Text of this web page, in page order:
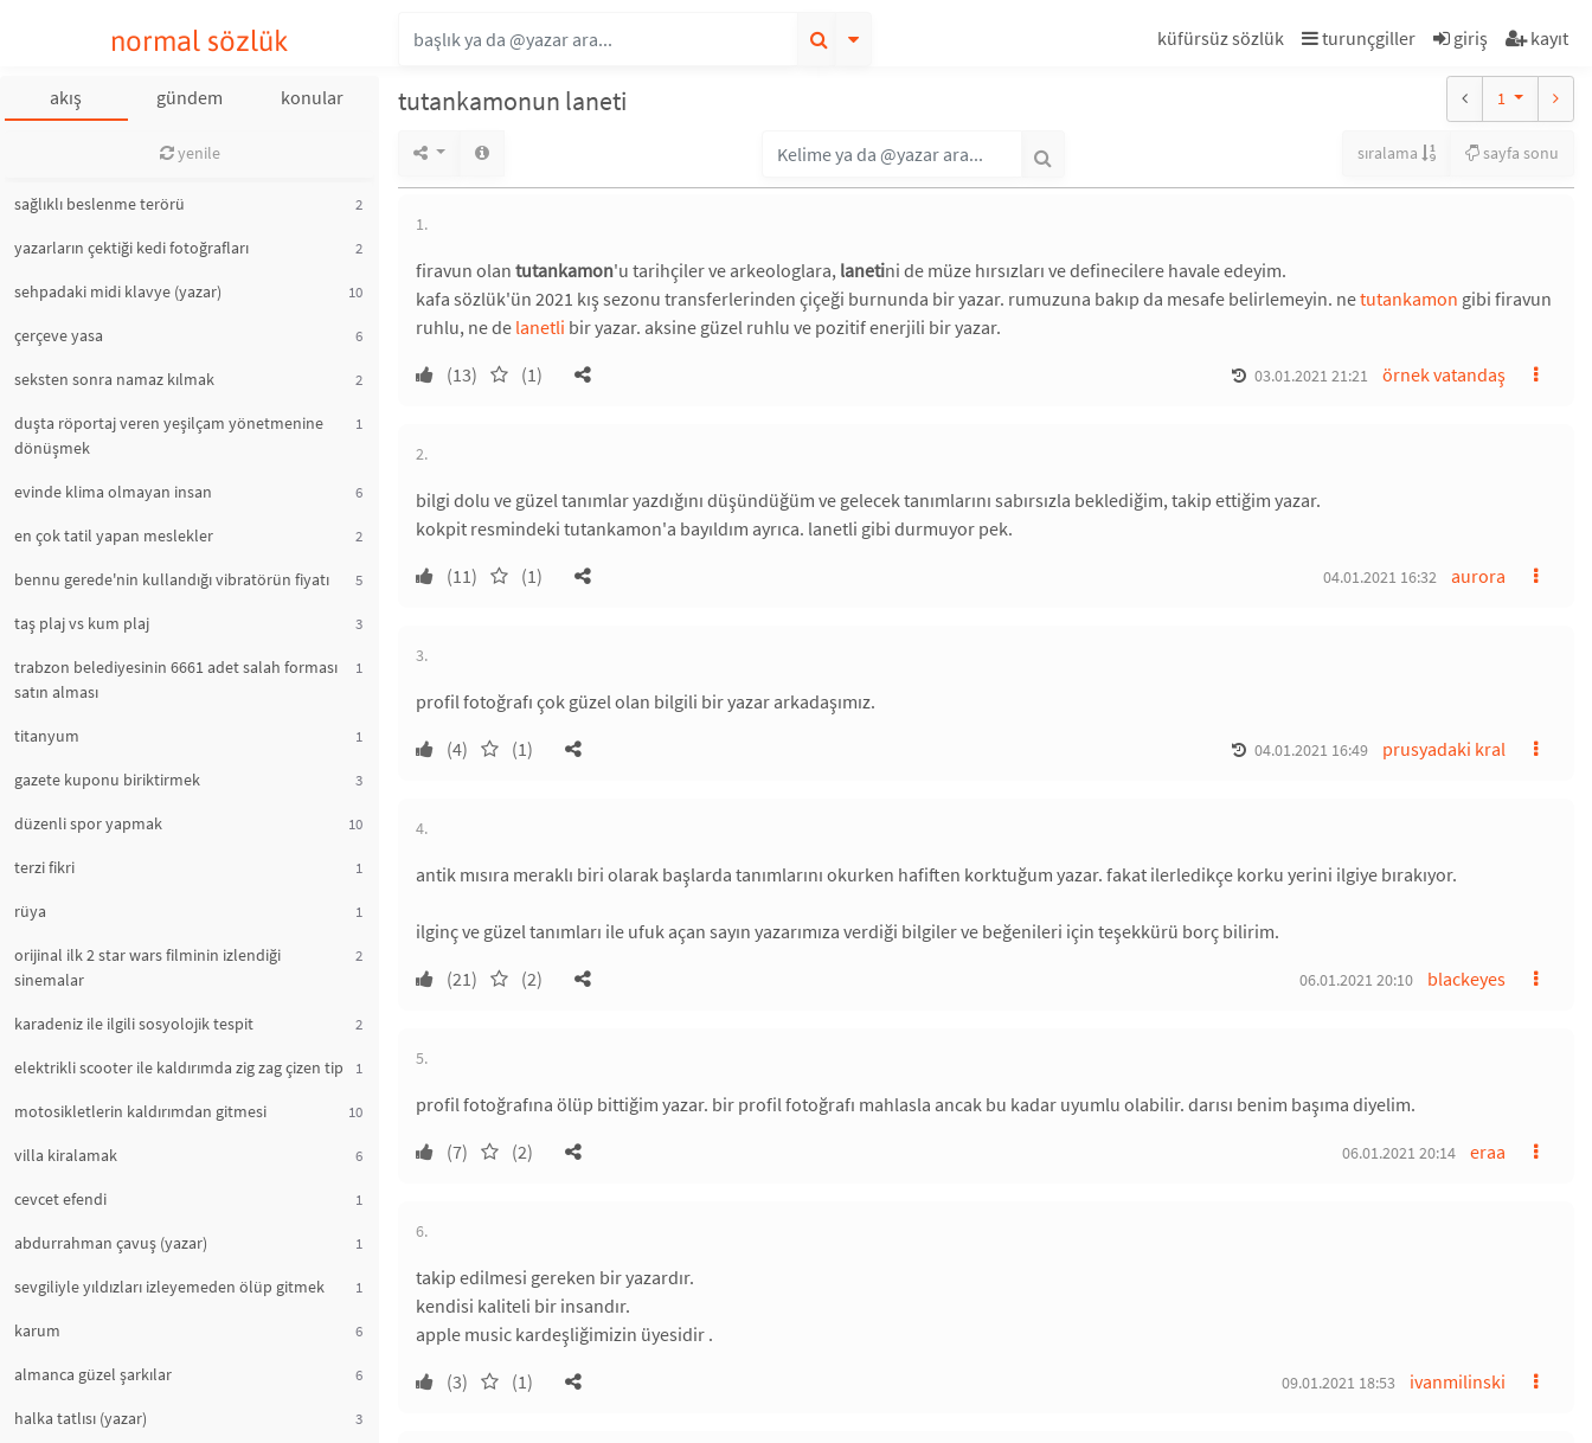
normal sözlük küfürsüz sözlük turunçgiller giriş kayıt
akış gündem konular
yenile
sağlıklı beslenme terörü 2
yazarların çektiği kedi fotoğrafları 2
sehpadaki midi klavye (yazar) 10
çerçeve yasa 6
seksten sonra namaz kılmak 2
duşta röportaj veren yeşilçam yönetmenine
dönüşmek
1
evinde klima olmayan insan 6
en çok tatil yapan meslekler 2
bennu gerede'nin kullandığı vibratörün fiyatı 5
taş plaj vs kum plaj 3
trabzon belediyesinin 6661 adet salah forması
satın alması
1
titanyum 1
gazete kuponu biriktirmek 3
düzenli spor yapmak 10
terzi fikri 1
rüya 1
orijinal ilk 2 star wars filminin izlendiği
sinemalar
2
karadeniz ile ilgili sosyolojik tespit 2
elektrikli scooter ile kaldırımda zig zag çizen tip 1
motosikletlerin kaldırımdan gitmesi 10
villa kiralamak 6
cevcet efendi 1
abdurrahman çavuş (yazar) 1
sevgiliyle yıldızları izleyemeden ölüp gitmek 1
karum 6
almanca güzel şarkılar 6
halka tatlısı (yazar) 3
tutankamonun laneti 1
sıralama sayfa sonu
1.
firavun olan tutankamon'u tarihçiler ve arkeologlara, lanetini de müze hırsızları ve definecilere havale edeyim.
kafa sözlük'ün 2021 kış sezonu transferlerinden çiçeği burnunda bir yazar. rumuzuna bakıp da mesafe belirlemeyin. netutankamon gibi firavun
ruhlu, ne de lanetli bir yazar. aksine güzel ruhlu ve pozitif enerjili bir yazar.
(13)
(1) örnek vatandaş
03.01.2021 21:21
2.
bilgi dolu ve güzel tanımlar yazdığını düşündüğüm ve gelecek tanımlarını sabırsızla beklediğim, takip ettiğim yazar.
kokpit resmindeki tutankamon'a bayıldım ayrıca. lanetli gibi durmuyor pek.
(11)
(1) aurora
04.01.2021 16:32
3.
profil fotoğrafı çok güzel olan bilgili bir yazar arkadaşımız.
(4)
(1) prusyadaki kral
04.01.2021 16:49
4.
antik mısıra meraklı biri olarak başlarda tanımlarını okurken hafiften korktuğum yazar. fakat ilerledikçe korku yerini ilgiye bırakıyor.
ilginç ve güzel tanımları ile ufuk açan sayın yazarımıza verdiği bilgiler ve beğenileri için teşekkürü borç bilirim.
(21)
(2) blackeyes
06.01.2021 20:10
5.
profil fotoğrafına ölüp bittiğim yazar. bir profil fotoğrafı mahlasla ancak bu kadar uyumlu olabilir. darısı benim başıma diyelim.
(7)
(2) eraa
06.01.2021 20:14
6.
takip edilmesi gereken bir yazardır.
kendisi kaliteli bir insandır.
apple music kardeşliğimizin üyesidir .
(3)
(1) ivanmilinski
09.01.2021 18:53